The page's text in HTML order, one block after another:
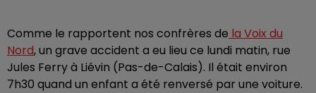
Comme le rapportent nos confrères de la Voix du
Nord, un grave accident a eu lieu ce lundi matin, rue
Jules Ferry à Liévin (Pas-de-Calais). Il était environ
7h30 quand un enfant a été renversé par une voiture.